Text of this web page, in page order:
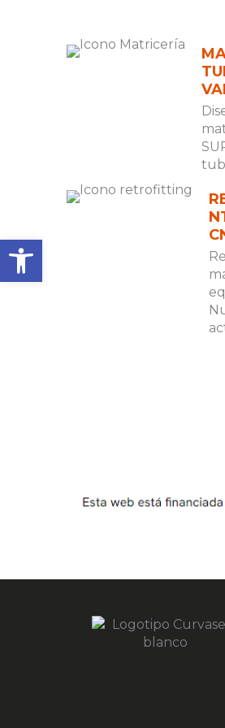
Abrir barra de